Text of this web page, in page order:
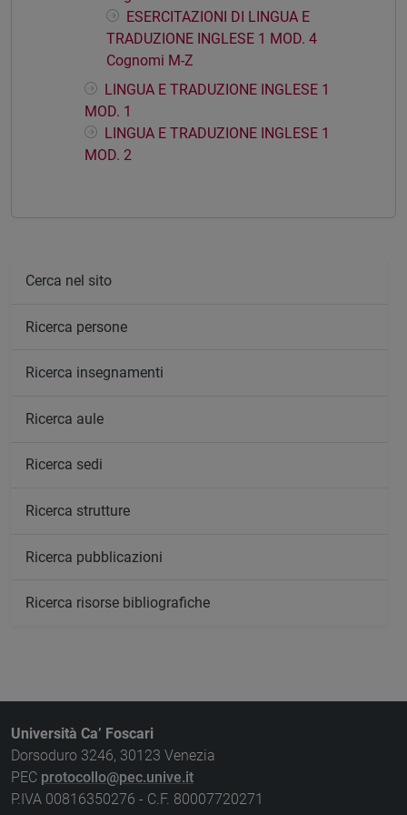
ESERCITAZIONI DI LINGUA E
TRADUZIONE INGLESE 1 MOD. 4
Cognomi M-Z
LINGUA E TRADUZIONE INGLESE 1
MOD. 1
LINGUA E TRADUZIONE INGLESE 1
MOD. 2
Cerca nel sito
Ricerca persone
Ricerca insegnamenti
Ricerca aule
Ricerca sedi
Ricerca strutture
Ricerca pubblicazioni
Ricerca risorse bibliografiche
Università Ca’ Foscari
Dorsoduro 3246, 30123 Venezia
PEC protocollo@pec.unive.it
P.IVA 00816350276 - C.F. 80007720271